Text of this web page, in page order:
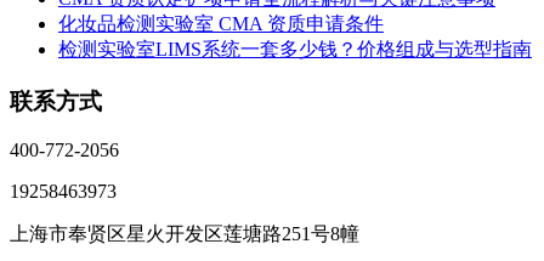
化妆品检测实验室 CMA 资质申请条件
检测实验室LIMS系统一套多少钱？价格组成与选型指南
联系方式
400-772-2056
19258463973
上海市奉贤区星火开发区莲塘路251号8幢